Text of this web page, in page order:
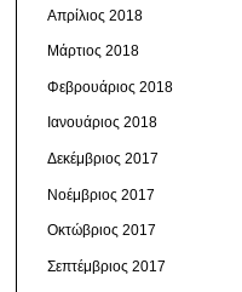
Απρίλιος 2018
Μάρτιος 2018
Φεβρουάριος 2018
Ιανουάριος 2018
Δεκέμβριος 2017
Νοέμβριος 2017
Οκτώβριος 2017
Σεπτέμβριος 2017